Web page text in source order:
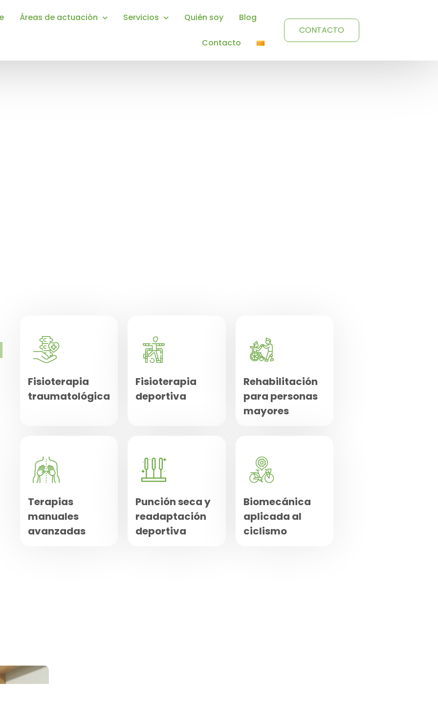
Áreas de actuación Servicios Quién soy Blog
Contacto
CONTACTO
Fisioterapia
traumatológica
Fisioterapia
deportiva
Rehabilitación
para personas
mayores
Terapias
manuales
avanzadas
Punción seca y
readaptación
deportiva
Biomecánica
aplicada al
ciclismo